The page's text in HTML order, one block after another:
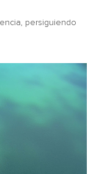
persiguiendo